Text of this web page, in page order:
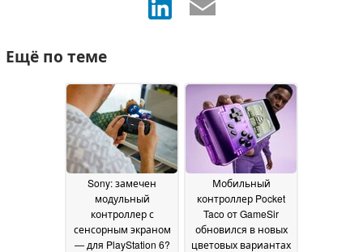
Ещё по теме
Sony: замечен
модульный
контроллер с
сенсорным экраном
— для PlayStation 6?
Мобильный
контроллер Pocket
Taco от GameSir
обновился в новых
цветовых вариантах